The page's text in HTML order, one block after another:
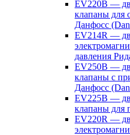
EV220B —
клапаны для
Данфосс
EV214R —
давления
EV250B —
клапаны с
Данфосс
EV225B —
клапаны для
EV220R —